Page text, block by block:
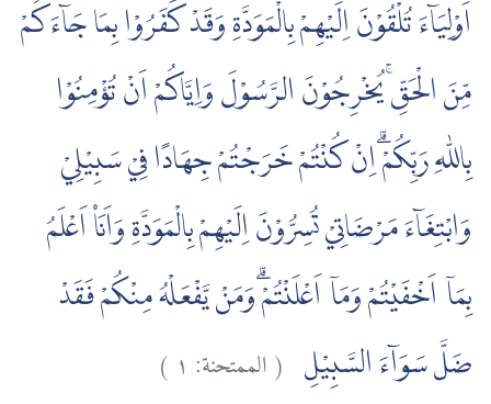
اَوْلِيَاۤءَ تُلْقُوْنَ اِلَيْهِمْ بِالْمَوَدَّةِ وَقَدْ كَفَرُوْا بِمَا جَاۤءَكُمْ
مِّنَ الْحَقِّۚ يُخْرِجُوْنَ الرَّسُوْلَ وَاِيَّاكُمْ اَنْ تُؤْمِنُوْا
بِاللّٰهِ رَبِّكُمْۗ اِنْ كُنْتُمْ خَرَجْتُمْ جِهَادًا فِيْ سَبِيْلِيْ
وَابْتِغَاۤءَ مَرْضَاتِيْ تُسِرُّوْنَ اِلَيْهِمْ بِالْمَوَدَّةِ وَاَنَا۠ اَعْلَمُ
بِمَآ اَخْفَيْتُمْ وَمَآ اَعْلَنْتُمْۗ وَمَنْ يَّفْعَلْهُ مِنْكُمْ فَقَدْ
ضَلَّ سَوَاۤءَ السَّبِيْلِ (الممتحنة: ١ )